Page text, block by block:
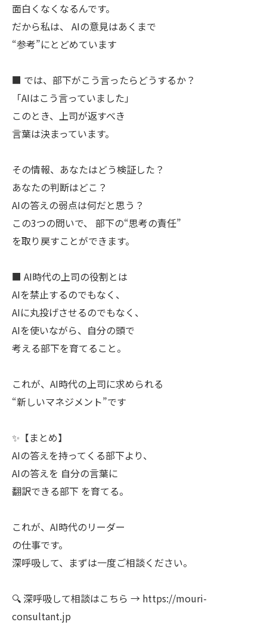
面白くなくなるんです。
だから私は、 AIの意見はあくまで
“参考”にとどめています
■ では、部下がこう言ったらどうするか？
「AIはこう言っていました」
このとき、上司が返すべき
言葉は決まっています。
その情報、あなたはどう検証した？
あなたの判断はどこ？
AIの答えの弱点は何だと思う？
この3つの問いで、 部下の“思考の責任”
を取り戻すことができます。
■ AI時代の上司の役割とは
AIを禁止するのでもなく、
AIに丸投げさせるのでもなく、
AIを使いながら、自分の頭で
考える部下を育てること。
これが、AI時代の上司に求められる
“新しいマネジメント”です
✨【まとめ】
AIの答えを持ってくる部下より、
AIの答えを 自分の言葉に
翻訳できる部下 を育てる。
これが、AI時代のリーダー
の仕事です。
深呼吸して、まずは一度ご相談ください。
🔍 深呼吸して相談はこちら → https://mouri-
consultant.jp